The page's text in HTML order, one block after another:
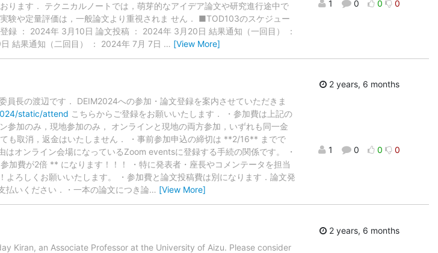
ります． テクニカルノートでは，萌芽的なアイデア論文や研究進行途中で
験や定量評価は，一般論文より重視されま せん． ■TOD103のスケジュー
録 ： 2024年 3月10日 論文投稿 ： 2024年 3月20日 結果通知（一回目） ：
結果通知（二回目） ： 2024年 7月 7日 … [View More]
1 0 0 0
員長の渡辺です． DEIM2024への参加・論文登録を案内させていただきま
static/attend こちらからご登録をお願いいたします． ・参加費は上記の
参加のみ，現地参加のみ， オンラインと現地の両方参加，いずれも同一金
も取消，返金はいたしません． ・事前参加申込の締切は **2/16** までで
オンライン会場になっているZoom eventsに登録する手続の関係です。 ・
費が2倍 ** になります！！！ ・特に発表者・座長やコメンテータを担当
よろしくお願いいたします。 ・参加費と論文投稿費は別になります．論文発
払いください．・一本の論文につき論… [View More]
2 years, 6 months
1 0 0 0
Kiran, an Associate Professor at the University of Aizu. Please consider
2 years, 6 months